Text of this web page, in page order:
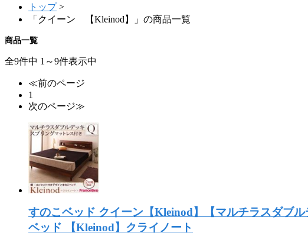
トップ >
「クイーン 【Kleinod】」の商品一覧
商品一覧
全9件中 1～9件表示中
≪前のページ
1
次のページ≫
すのこベッド クイーン【Kleinod】【マルチラスダブ
ベッド 【Kleinod】クライノート